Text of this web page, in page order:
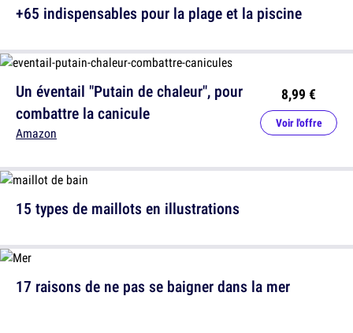
+65 indispensables pour la plage et la piscine
15 types de maillots en illustrations
Un éventail "Putain de chaleur", pour
combattre la canicule
Amazon
8,99 €
Voir l'offre
17 raisons de ne pas se baigner dans la mer